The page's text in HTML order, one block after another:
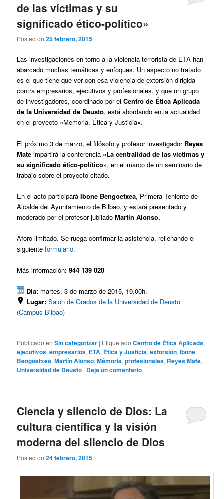
de las víctimas y su
significado ético-político»
Posted on25 febrero, 2015
Las investigaciones en torno a la violencia terrorista de ETA han
abarcado muchas temáticas y enfoques. Un aspecto no tratado
es el que tiene que ver con esa violencia de extorsión dirigida
contra empresarios, ejecutivos y profesionales, y que un grupo
de investigadores, coordinado por elCentro de Ética Aplicada
de la Universidad de Deusto, está abordando en la actualidad
en el proyecto «Memoria, Ética y Justicia».
El próximo 3 de marzo, el filósofo y profesor investigador Reyes
Mate impartirá la conferencia «La centralidad de las víctimas y
su significado ético-político», en el marco de un seminario de
trabajo sobre el proyecto citado.
En el acto participaráIbone Bengoetxea, Primera Teniente de
Alcalde del Ayuntamiento de Bilbao, y estará presentado y
moderado por el profesor jubiladoMartín Alonso.
Aforo limitado. Se ruega confirmar la asistencia, rellenando el
siguienteformulario.
Más información:944 139 020
Día: martes, 3 de marzo de 2015, 19.00h.
Lugar: Salón de Grados de la Universidad de Deusto
(Campus Bilbao)
Publicado en Sin categorizar | Etiquetado Centro de Ética Aplicada,
ejecutivos,empresarios, ETA, Ética y Justicia,extorsión,Ibone
Bengoetxea,Martín Alonso,Mémoria,profesionales, Reyes Mate,
Universidad de Deusto | Deja un comentario
Ciencia y silencio de Dios: La
cultura científica y la visión
moderna del silencio de Dios
Posted on24 febrero, 2015